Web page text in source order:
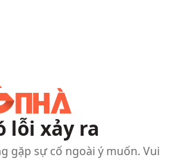
lỗi xảy ra
gặp sự cố ngoài ý muốn. Vui